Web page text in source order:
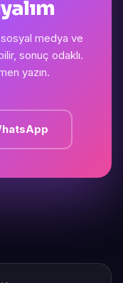
medya ve
sonuç odaklı.
yazın.